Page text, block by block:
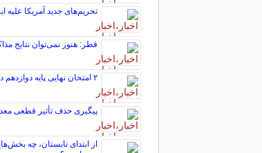
تحریم‌های جدید آمریکا علیه ایران/
قطر: هنوز نمی‌توان نتایج
۲ امتحان نهایی پایه دوازدهم در ۴ استان جنوبی کشور لغو شد
پیگیری حذف تأثیر قطعی
از ابتدای تابستان، چه